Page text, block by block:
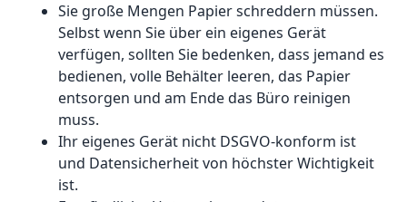
Sie große Mengen Papier schreddern müssen.
Selbst wenn Sie über ein eigenes Gerät
verfügen, sollten Sie bedenken, dass jemand es
bedienen, volle Behälter leeren, das Papier
entsorgen und am Ende das Büro reinigen
muss.
Ihr eigenes Gerät nicht DSGVO-konform ist
und Datensicherheit von höchster Wichtigkeit
ist.